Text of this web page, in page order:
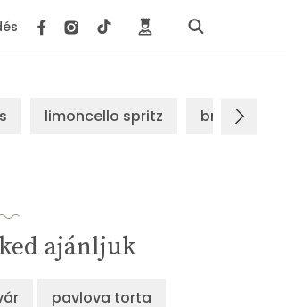
limoncello spritz brassói
ajánljuk
pavlova torta